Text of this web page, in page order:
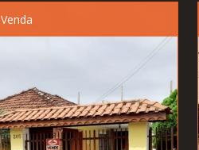
Venda